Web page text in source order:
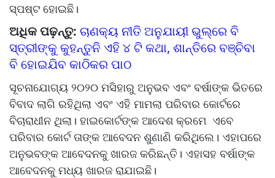
ସ୍ପଷ୍ଟ ହୋଇଛି।
ଅଧିକ ପଢ଼ନ୍ତୁ: ଚାଣକ୍ୟ ନୀତି ଅନୁଯାୟୀ ଭୁଲ୍‌ରେ ବି
ସ୍ତ୍ରୀଙ୍କୁ କୁହନ୍ତୁନି ଏହି ୪ ଟି କଥା, ଶାନ୍ତିରେ ବଞ୍ଚିବା
ବି ହୋଇଯିବ କାଠିକର ପାଠ
ସୂଚନାଯୋଗ୍ୟ ୨୦୨୦ ମସିହାରୁ ଅନୁଭବ ଏବଂ ବର୍ଷାଙ୍କ ଭିତରେ
ବିବାଦ ଲାଗି ରହିଥିଲା ଏବଂ ଏହି ମାମଲା ପରିବାର କୋର୍ଟରେ
ବିଚାରାଧୀନ ଥିଲା। ହାଇକୋର୍ଟଙ୍କ ଆଦେଶ କ୍ରମେ ଏବେ
ପରିବାର କୋର୍ଟ ତାଙ୍କ ଆବେଦନ ଶୁଣାଣି କରିଥିଲେ। ଏହାପରେ
ଅନୁଭବଙ୍କ ଆବେଦନକୁ ଖାରଜ କରିଛନ୍ତି। ଏହାସହ ବର୍ଷାଙ୍କ
ଆବେଦନକୁ ମଧ୍ୟ ଖାରଜ ରାଯାଇଛି।